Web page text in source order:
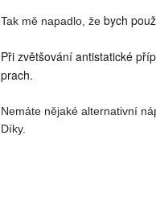
Tak mě napadlo, že bych
Při zvětšování antistatické
prach.
Nemáte nějaké alternativní
Díky.